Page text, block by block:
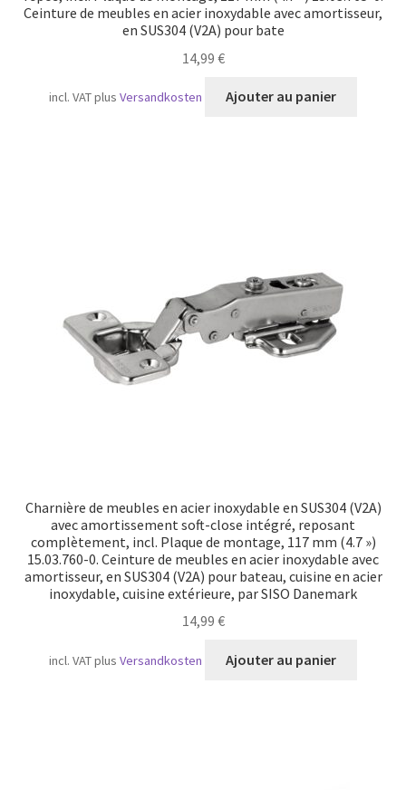
Ceinture de meubles en acier inoxydable avec amortisseur,
en SUS304 (V2A) pour bate
14,99 €
incl. VATplusVersandkosten Ajouter au panier
Charnière de meubles en acier inoxydable en SUS304 (V2A)
avec amortissement soft-close intégré, reposant
complètement, incl. Plaque de montage, 117 mm (4.7 »)
15.03.760-0. Ceinture de meubles en acier inoxydable avec
amortisseur, en SUS304 (V2A) pour bateau, cuisine en acier
inoxydable, cuisine extérieure, par SISO Danemark
14,99 €
incl. VATplusVersandkosten Ajouter au panier